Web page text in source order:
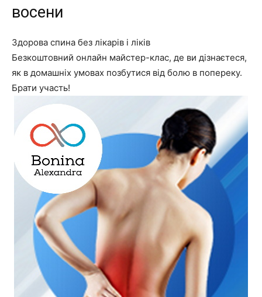
восени
Здорова спина без лікарів і ліків
Безкоштовний онлайн майстер-клас, де ви дізнаєтеся,
як в домашніх умовах позбутися від болю в попереку.
Брати участь!